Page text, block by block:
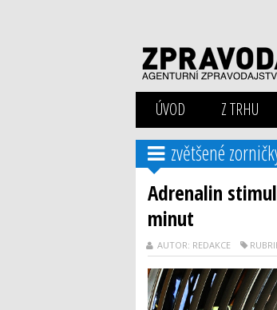
ÚVOD Z TRHU
zvětšené
Adrenalin
minut
AUTOR: REDAKCE